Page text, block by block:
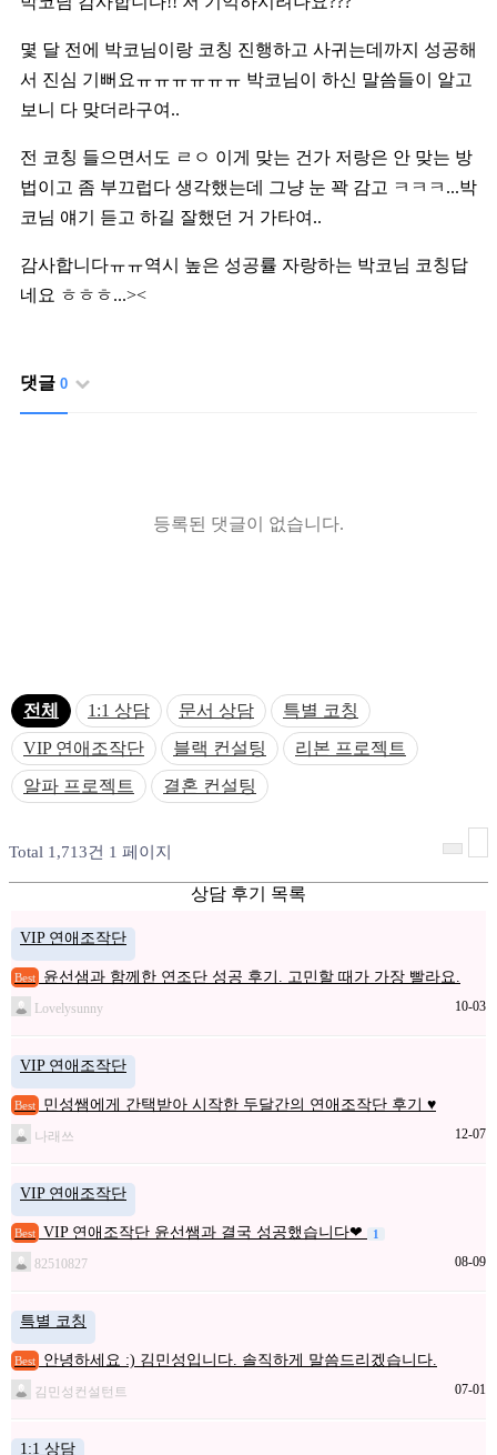
몇 달 전에 박코님이랑 코칭 진행하고 사귀는데까지 성공해
서 진심 기뻐요ㅠㅠㅠㅠㅠㅠ 박코님이 하신 말씀들이 알고
보니 다 맞더라구여..
전 코칭 들으면서도 ㄹㅇ 이게 맞는 건가 저랑은 안 맞는 방
법이고 좀 부끄럽다 생각했는데 그냥 눈 꽉 감고 ㅋㅋㅋ...박
코님 얘기 듣고 하길 잘했던 거 가타여..
감사합니다ㅠㅠ역시 높은 성공률 자랑하는 박코님 코칭답
네요 ㅎㅎㅎ...><
댓글 0
등록된 댓글이 없습니다.
전체 1:1 상담 문서 상담
특별 코칭
VIP 연애조작단
블랙 컨설팅
리본 프로젝트
알파 프로젝트
결혼 컨설팅
Total 1,713건 1 페이지
상담 후기 목록
VIP 연애조작단
Best 윤선샘과 함께한 연조단 성공 후기. 고민할 때가 가장 빨라요.
Lovelysunny 10-03
VIP 연애조작단
Best 민성쌤에게 간택받아 시작한 두달간의 연애조작단 후기 ♥
나래쓰 12-07
VIP 연애조작단
Best VIP 연애조작단 윤선쌤과 결국 성공했습니다❤ 1
82510827 08-09
특별 코칭
Best 안녕하세요 :) 김민성입니다. 솔직하게 말씀드리겠습니다.
김민성컨설턴트 07-01
1:1 상담